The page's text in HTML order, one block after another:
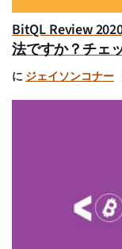
BitQL Review
法ですか？チェ
に ジェイソンコナー